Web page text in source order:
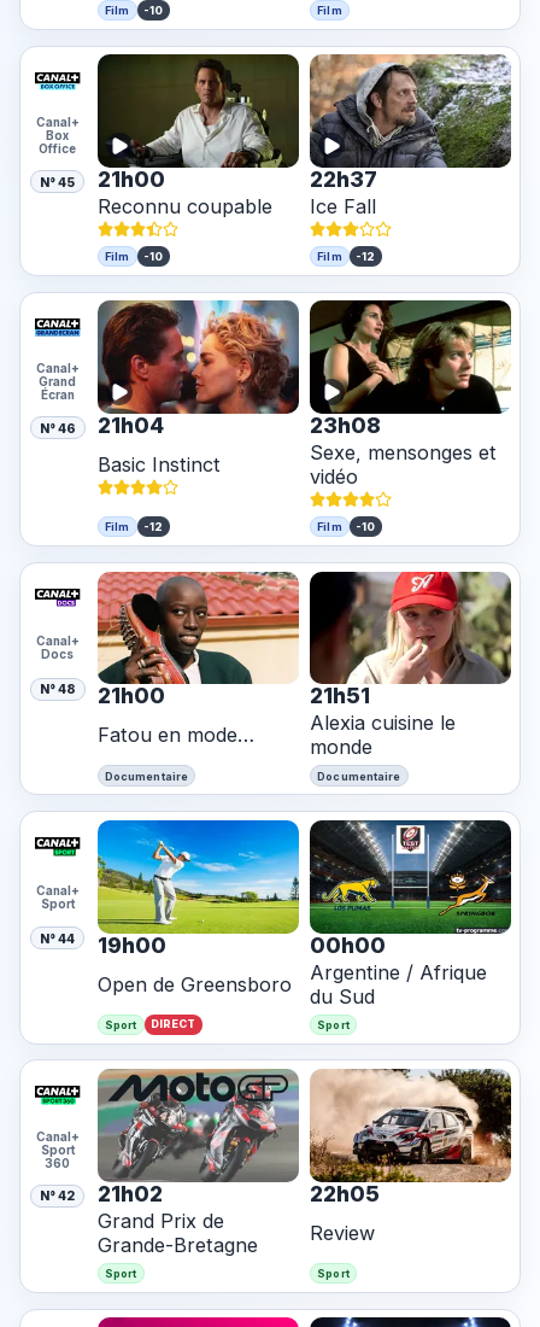
Film -10 Film
Canal+
Box
Office
N° 45 21h00
Reconnu coupable
Film -10
22h37
Ice Fall
Film -12
Canal+
Grand
Écran
N° 46 21h04
Basic Instinct
Film -12
23h08
Sexe, mensonges et
vidéo
Film -10
Canal+
Docs
N° 48 21h00
Fatou en mode…
Documentaire
21h51
Alexia cuisine le
monde
Documentaire
Canal+
Sport
N° 44 19h00
Open de Greensboro
Sport DIRECT
00h00
Argentine / Afrique
du Sud
Sport
Canal+
Sport
360
N° 42 21h02
Grand Prix de
Grande-Bretagne
Sport
22h05
Review
Sport